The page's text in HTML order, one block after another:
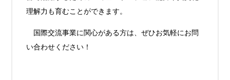
理解力も育むことができます。
国際交流事業に関心がある方は、ぜひお気軽にお問
い合わせください！